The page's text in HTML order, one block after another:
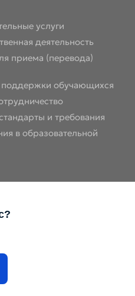
услуги
деятельность
приема (перевода)
обучающихся
и требования
в образовательной